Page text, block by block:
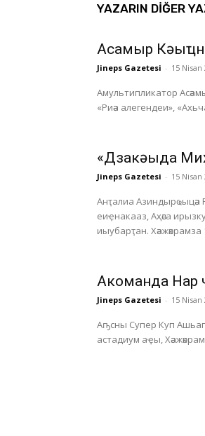
YAZARIN DIĞER
Асҭамыр
Jineps Gazetesi - 15 Nisan
Амультипликатор
«Риәа алегендеи»,
«Дзакәыда
Jineps Gazetesi - 15 Nisan
Анҭалиа Азиндырҩыцәа
еиҿнакааз, Аҳәса
иыубарҭан. Хәажәкрамза
Акоманда
Jineps Gazetesi - 15 Nisan
Аҧсны Супер Куп